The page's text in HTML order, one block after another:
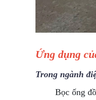
Ứng dụng
Trong ngành
Bọc ống